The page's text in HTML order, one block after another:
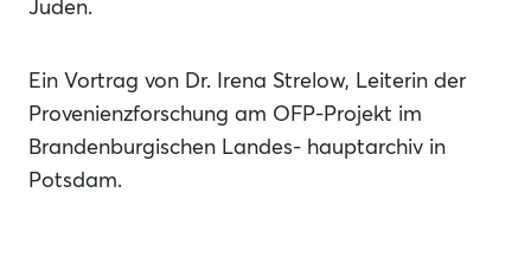
Ein Vortrag von Dr. Irena Strelow, Leiterin der
Provenienzforschung am OFP-Projekt im
Brandenburgischen Landes- hauptarchiv in
Potsdam.